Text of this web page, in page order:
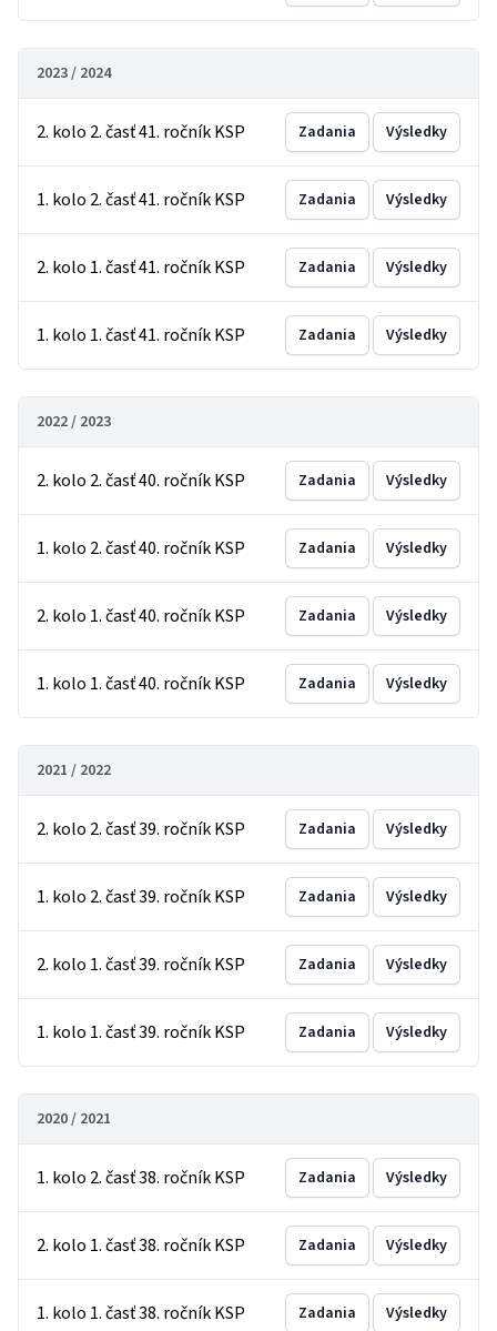
2023 / 2024
2. kolo 2. časť 41. ročník KSP Zadania Výsledky
1. kolo 2. časť 41. ročník KSP Zadania Výsledky
2. kolo 1. časť 41. ročník KSP Zadania Výsledky
1. kolo 1. časť 41. ročník KSP Zadania Výsledky
2022 / 2023
2. kolo 2. časť 40. ročník KSP Zadania Výsledky
1. kolo 2. časť 40. ročník KSP Zadania Výsledky
2. kolo 1. časť 40. ročník KSP Zadania Výsledky
1. kolo 1. časť 40. ročník KSP Zadania Výsledky
2021 / 2022
2. kolo 2. časť 39. ročník KSP Zadania Výsledky
1. kolo 2. časť 39. ročník KSP Zadania Výsledky
2. kolo 1. časť 39. ročník KSP Zadania Výsledky
1. kolo 1. časť 39. ročník KSP Zadania Výsledky
2020 / 2021
1. kolo 2. časť 38. ročník KSP Zadania Výsledky
2. kolo 1. časť 38. ročník KSP Zadania Výsledky
1. kolo 1. časť 38. ročník KSP Zadania Výsledky